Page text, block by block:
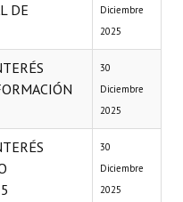
DE
Diciembre
2025
30
Diciembre
2025
30
Diciembre
2025